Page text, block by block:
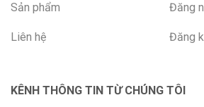
Sản phẩm
Liên hệ
Đăng
Đăng
KÊNH THÔNG TIN TỪ CHÚNG TÔI